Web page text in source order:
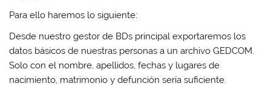
Para ello haremos lo siguiente:
Desde nuestro gestor de BDs principal exportaremos los
datos básicos de nuestras personas a un archivo GEDCOM.
Solo con el nombre, apellidos, fechas y lugares de
nacimiento, matrimonio y defunción sería suficiente.